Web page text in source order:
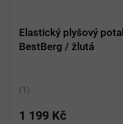
Elastický plyšový
BestBerg / žlutá
Průměrné
produktu
1 199 Kč